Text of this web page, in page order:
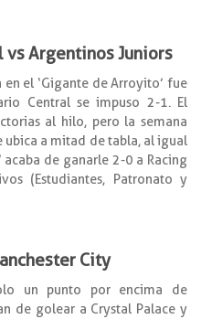
vs Argentinos Juniors
el ‘Gigante de Arroyito’ fue
Central se impuso 2-1. El
al hilo, pero la semana
ubica a mitad de tabla, al igual
acaba de ganarle 2-0 a Racing
(Estudiantes, Patronato y
City
un punto por encima de
de golear a Crystal Palace y